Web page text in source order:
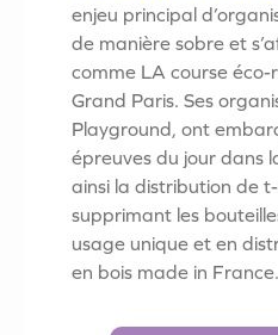
enjeu principal
de manière sobre et
comme LA course éco-
Grand Paris. Ses
Playground, ont
épreuves du jour dans
ainsi la distribution de
supprimant les
usage unique et en
en bois made in France.